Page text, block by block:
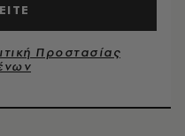
Προστασίας